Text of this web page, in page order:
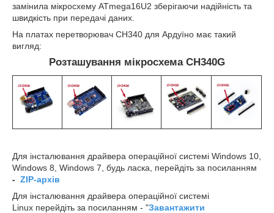
замінила мікросхему ATmega16U2 зберігаючи надійність та
швидкість при передачі даних.
На платах перетворювач CH340 для Ардуїно має такий
вигляд:
Розташування мікросхема CH340G
Для інсталювання драйвера операційної системі Windows 10,
Windows 8, Windows 7, будь ласка, перейдіть за посиланням
- ZIP-архів
Для інсталювання драйвера операційної системі
Linux перейдіть за посиланням - "Завантажити